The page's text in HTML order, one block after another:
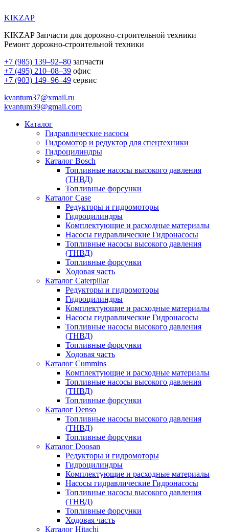
KIKZAP
KIKZAP Запчасти для дорожно-строительной техники
Ремонт дорожно-строительной техники
+7 (985) 139–92–80 запчасти
+7 (495) 210–08–39 офис
+7 (903) 149–96–49 сервис
kvantum37@xmail.ru
kvantum39@gmail.com
Каталог
Гидравлические насосы
Гидромотор и редуктор для спецтехники
Гидроцилиндры
Каталог Bosch
Топливные насосы высокого давления
(ТНВД)
Топливные форсунки
Каталог Case
Редукторы и гидромоторы
Гидроцилиндры
Комплектующие и расходные материалы
Насосы гидравлические Гидронасосы
Топливные насосы высокого давления
(ТНВД)
Топливные форсунки
Ходовая часть
Каталог Caterpillar
Редукторы и гидромоторы
Гидроцилиндры
Комплектующие и расходные материалы
Насосы гидравлические Гидронасосы
Топливные насосы высокого давления
(ТНВД)
Топливные форсунки
Ходовая часть
Каталог Cummins
Комплектующие и расходные материалы
Топливные насосы высокого давления
(ТНВД)
Топливные форсунки
Каталог Denso
Топливные насосы высокого давления
(ТНВД)
Топливные форсунки
Каталог Doosan
Редукторы и гидромоторы
Гидроцилиндры
Комплектующие и расходные материалы
Насосы гидравлические Гидронасосы
Топливные насосы высокого давления
(ТНВД)
Топливные форсунки
Ходовая часть
Каталог Hitachi